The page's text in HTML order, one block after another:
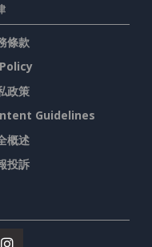
條款
政策
Guidelines
概述
投訴